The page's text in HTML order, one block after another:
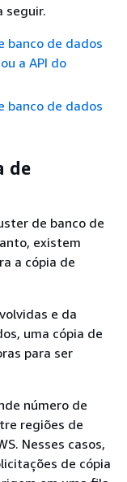
seguir.
banco de dados
a API do
banco de dados
de
de banco de
existem
a cópia de
e da
uma cópia de
para ser
número de
regiões de
Nesses casos,
de cópia